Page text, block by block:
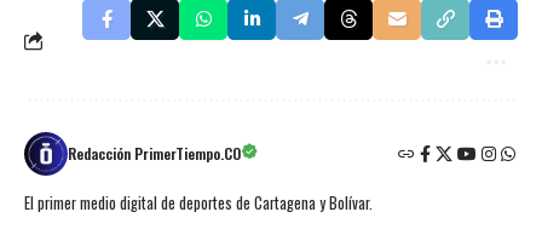
Redacción PrimerTiempo.CO
El primer medio digital de deportes de Cartagena y Bolívar.